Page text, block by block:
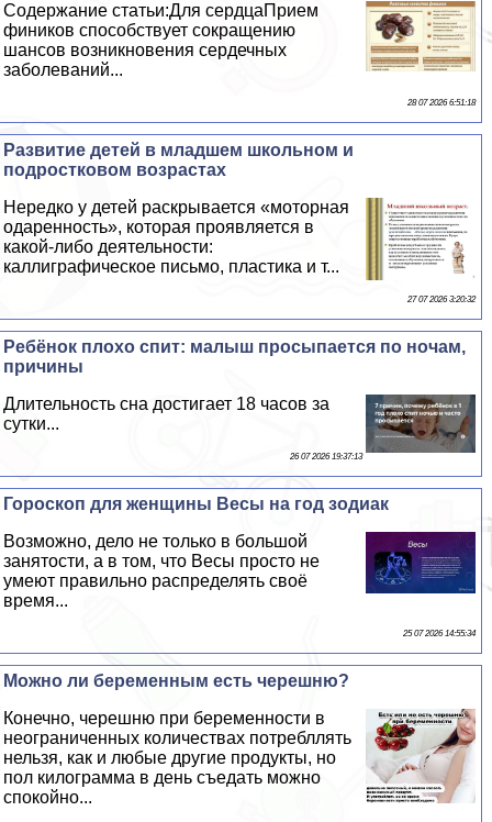
Содержание статьи:Для сердцаПрием
фиников способствует сокращению
шансов возникновения сердечных
заболеваний...
28 07 2026 6:51:18
Развитие детей в младшем школьном и
подростковом возрастах
Нередко у детей раскрывается «моторная
одаренность», которая проявляется в
какой-либо деятельности:
каллиграфическое письмо, пластика и т...
27 07 2026 3:20:32
Ребёнок плохо спит: малыш просыпается по ночам,
причины
Длительность сна достигает 18 часов за
сутки...
26 07 2026 19:37:13
Гороскоп для женщины Весы на год зодиак
Возможно, дело не только в большой
занятости, а в том, что Весы просто не
умеют правильно распределять своё
время...
25 07 2026 14:55:34
Можно ли беременным есть черешню?
Конечно, черешню при беременности в
неограниченных количествах потрeбллять
нельзя, как и любые другие продукты, но
пол килограмма в день съедать можно
спокойно...